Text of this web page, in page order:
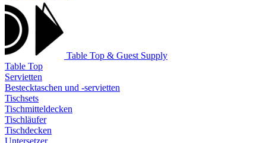
Table Top & Guest Supply
Table Top
Servietten
Bestecktaschen und -servietten
Tischsets
Tischmitteldecken
Tischläufer
Tischdecken